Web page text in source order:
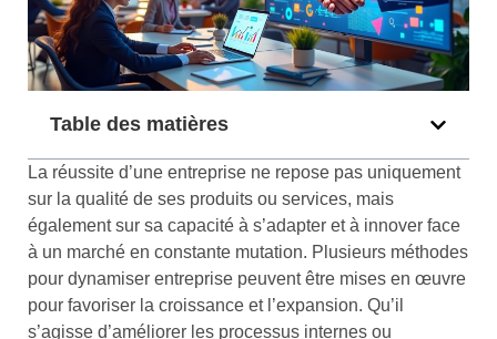
Table des matières
La réussite d’une entreprise ne repose pas uniquement
sur la qualité de ses produits ou services, mais
également sur sa capacité à s’adapter et à innover face
à un marché en constante mutation. Plusieurs méthodes
pour dynamiser entreprise peuvent être mises en œuvre
pour favoriser la croissance et l’expansion. Qu’il
s’agisse d’améliorer les processus internes ou